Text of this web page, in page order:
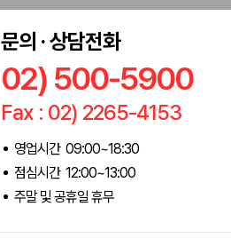
문의 · 상담전화
02) 500-5900
Fax : 02) 2265-4153
영업시간 09:00~18:30
점심시간 12:00~13:00
주말 및 공휴일 휴무